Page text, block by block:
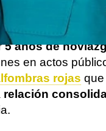
5 años de
en actos
rojas
relación